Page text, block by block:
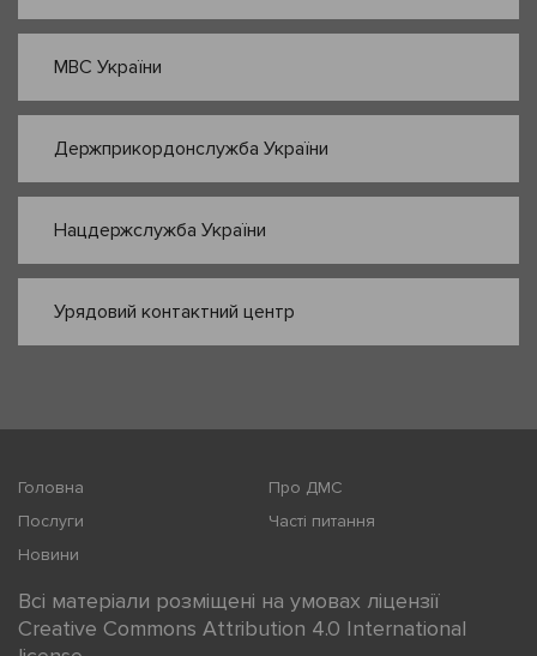
МВС України
Держприкордонслужба України
Нацдержслужба України
Урядовий контактний центр
Головна
Про ДМС
Послуги
Часті питання
Новини
Всі матеріали розміщені на умовах ліцензії
Creative Commons Attribution 4.0 International